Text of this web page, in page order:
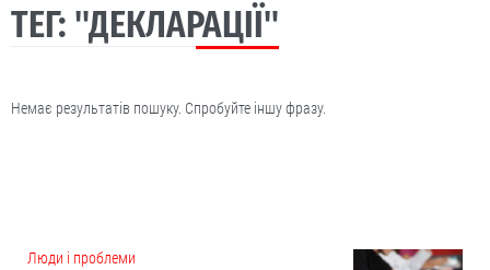
ТЕГ: "ДЕКЛАРАЦІЇ"
Немає результатів пошуку. Спробуйте іншу фразу.
Люди і проблеми